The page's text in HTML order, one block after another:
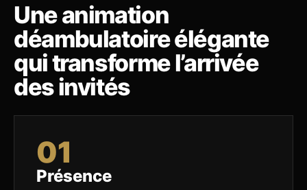
Une animation
déambulatoire élégante
qui transforme l’arrivée
des invités
01
Présence